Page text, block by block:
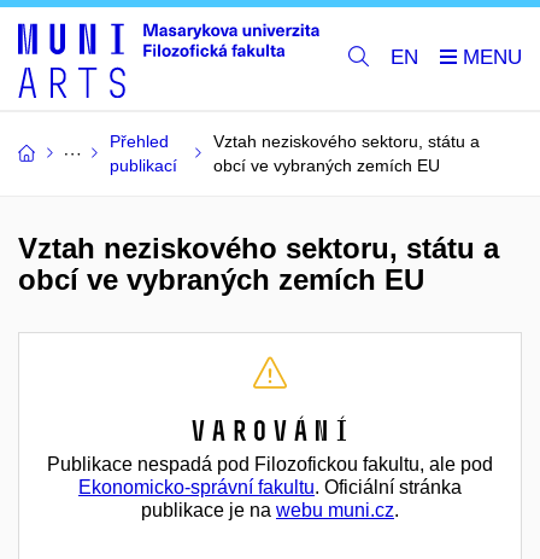
EN
Přehled
publikací
Vztah neziskového sektoru, státu a
obcí ve vybraných zemích EU
Vztah neziskového sektoru, státu a
obcí ve vybraných zemích EU
Varování
Publikace nespadá pod Filozofickou fakultu, ale pod
Ekonomicko-správní fakultu. Oficiální stránka
publikace je na webu muni.cz.